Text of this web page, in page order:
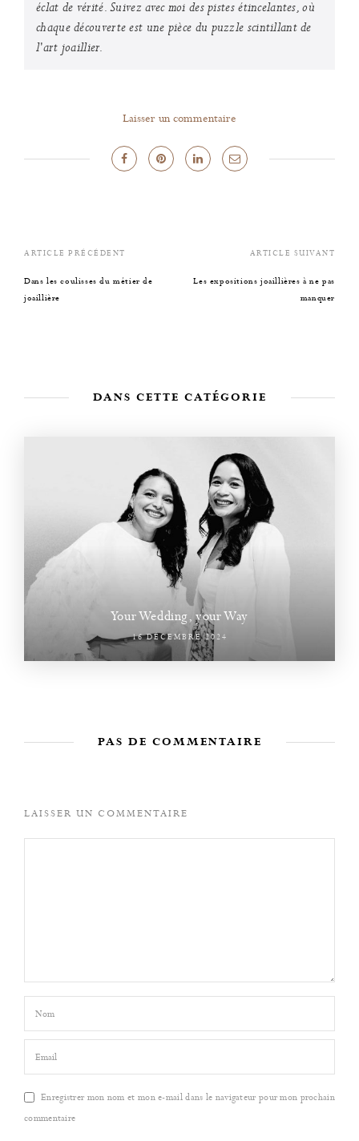
éclat de vérité. Suivez avec moi des pistes étincelantes, où
chaque découverte est une pièce du puzzle scintillant de
l'art joaillier.
Laisser un commentaire
ARTICLE PRÉCÉDENT
Dans les coulisses du métier de
joaillière
ARTICLE SUIVANT
Les expositions joaillières à ne pas
manquer
DANS CETTE CATÉGORIE
Your Wedding, your Way
16 DÉCEMBRE 2024
PAS DE COMMENTAIRE
LAISSER UN COMMENTAIRE
Enregistrer mon nom et mon e-mail dans le navigateur pour mon prochain
commentaire